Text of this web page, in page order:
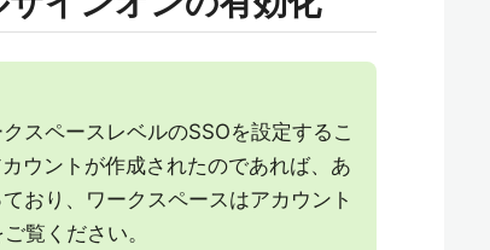
スペースレベルのSSOを設定するこ
ウントが作成されたのであれば、あ
おり、ワークスペースはアカウント
ご覧ください。